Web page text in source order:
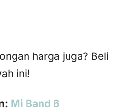
harga juga? Beli
ini!
Mi Band 6